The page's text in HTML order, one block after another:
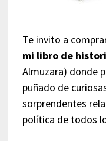
Te invito a
mi libro de
Almuzara) donde
puñado de
sorprendentes
política de todos